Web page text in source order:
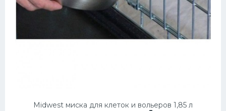
Midwest миска для клеток и вольеров 1,85 л